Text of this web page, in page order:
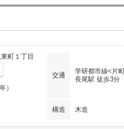
町１丁目
交通
学研都市線<片
長尾駅 徒歩3分
）
構造 木造